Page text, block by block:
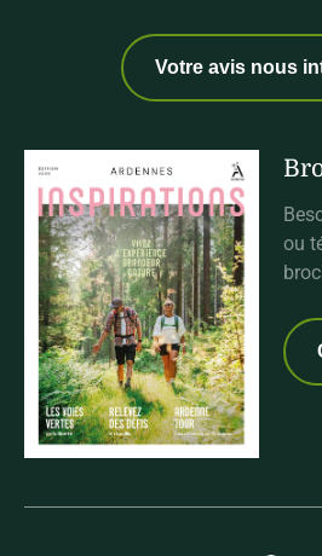
Votre avis nous
ou